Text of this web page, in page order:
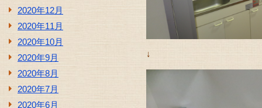
2020年12月
2020年11月
2020年10月
2020年9月
2020年8月
2020年7月
2020年6月
↓